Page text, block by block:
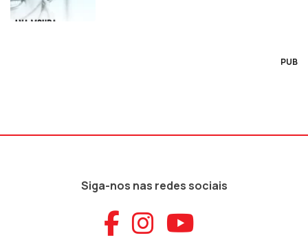
PUB
Siga-nos nas redes sociais
Aceder ao
Aceder ao
Aceder